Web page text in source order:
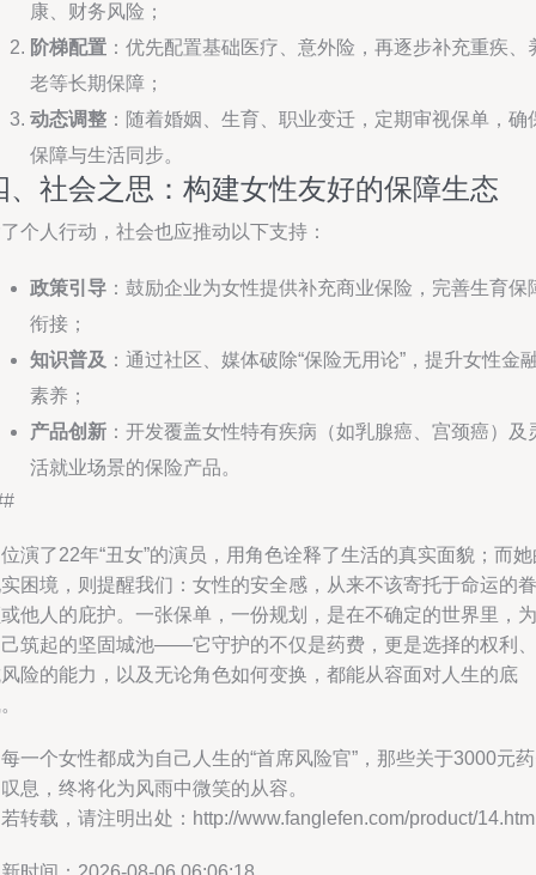
康、财务风险；
阶梯配置 ：优先配置基础医疗、意外险，再逐步补充重疾、
老等长期保障；
动态调整 ：随着婚姻、生育、职业变迁，定期审视保单，确
保障与生活同步。
、社会之思：构建女性友好的保障生态
个人行动，社会也应推动以下支持：
政策引导 ：鼓励企业为女性提供补充商业保险，完善生育保
衔接；
知识普及 ：通过社区、媒体破除“保险无用论”，提升女性金
素养；
产品创新 ：开发覆盖女性特有疾病（如乳腺癌、宫颈癌）及
活就业场景的保险产品。
演了22年“丑女”的演员，用角色诠释了生活的真实面貌；而
困境，则提醒我们：女性的安全感，从来不该寄托于命运的眷
他人的庇护。一张保单，一份规划，是在不确定的世界里，为
筑起的坚固城池——它守护的不仅是药费，更是选择的权利、
险的能力，以及无论角色如何变换，都能从容面对人生的底
一个女性都成为自己人生的“首席风险官”，那些关于3000元
息，终将化为风雨中微笑的从容。
转载，请注明出处：http://www.fanglefen.com/product/